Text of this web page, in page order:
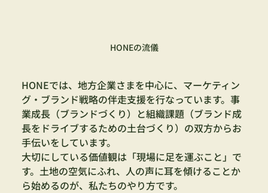
HONEの流儀
HONEでは、地方企業さまを中心に、マーケティン
グ・ブランド戦略の伴走支援を行なっています。事
業成長（ブランドづくり）と組織課題（ブランド成
長をドライブするための土台づくり）の双方からお
手伝いをしています。
大切にしている価値観は「現場に足を運ぶこと」で
す。土地の空気にふれ、人の声に耳を傾けることか
ら始めるのが、私たちのやり方です。